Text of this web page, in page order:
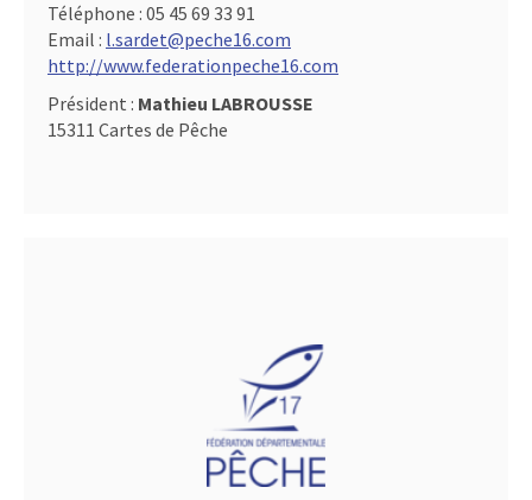
Téléphone : 05 45 69 33 91
Email : l.sardet@peche16.com
http://www.federationpeche16.com
Président : Mathieu LABROUSSE
15311 Cartes de Pêche